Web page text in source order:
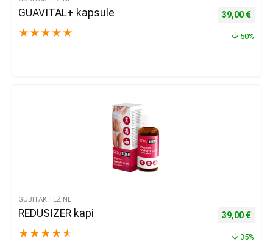
GUAVITAL+ kapsule
★ ★ ★ ★ ★
Izvorna
39,00 €
50%
GUBITAK TEŽINE
REDUSIZER kapi
★ ★ ★ ★ ★
Izvorna
39,00 €
35%